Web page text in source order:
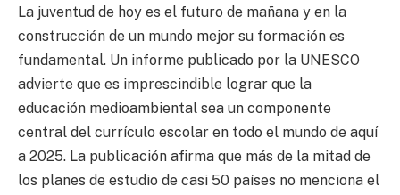
La juventud de hoy es el futuro de mañana y en la
construcción de un mundo mejor su formación es
fundamental. Un informe publicado por la UNESCO
advierte que es imprescindible lograr que la
educación medioambiental sea un componente
central del currículo escolar en todo el mundo de aquí
a 2025. La publicación afirma que más de la mitad de
los planes de estudio de casi 50 países no menciona el